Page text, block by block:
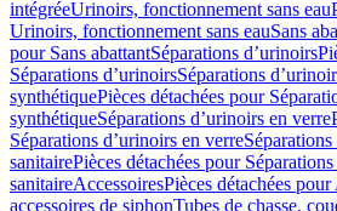
intégréeUrinoirs, fonctionnement sans eau
Urinoirs, fonctionnement sans eauSans
pour Sans abattantSéparations d’urinoirs
Séparations d’urinoirsSéparations
synthétiquePièces détachées pour
synthétiqueSéparations d’urinoirs en verre
Séparations d’urinoirs en verre
sanitairePièces détachées pour
sanitaireAccessoiresPièces détachées
accessoires de siphonTubes de chasse,